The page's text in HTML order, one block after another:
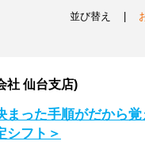
並び替え
社 仙台支店)
まった手順がだから
フト＞